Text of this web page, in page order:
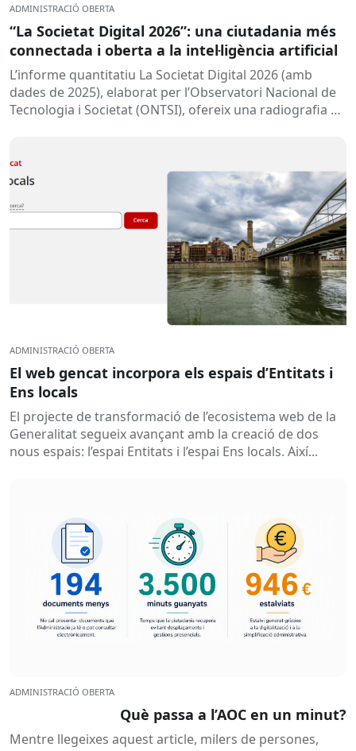
ADMINISTRACIÓ OBERTA
“La Societat Digital 2026”: una ciutadania més
connectada i oberta a la intel·ligència artificial
L’informe quantitatiu La Societat Digital 2026 (amb
dades de 2025), elaborat per l’Observatori Nacional de
Tecnologia i Societat (ONTSI), ofereix una radiografia de
ADMINISTRACIÓ OBERTA
El web gencat incorpora els espais d’Entitats i
Ens locals
El projecte de transformació de l’ecosistema web de la
Generalitat segueix avançant amb la creació de dos
nous espais: l’espai Entitats i l’espai Ens locals. Així...
ADMINISTRACIÓ OBERTA
Què passa a l’AOC en un minut?
Mentre llegeixes aquest article, milers de persones,